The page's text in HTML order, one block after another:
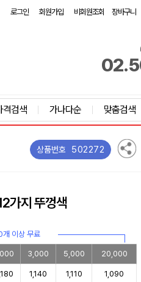
로그인 회원가입 비회원조회 장바구니
격검색 가나다순 맞춤검색
상품번호 502272
가지 뚜껑색
이상 무료
3,000 5,000 20,000
1,140 1,110 1,090